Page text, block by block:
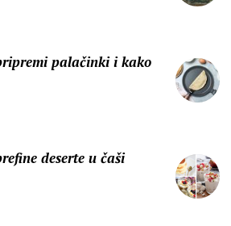
palačinki i kako
deserte u čaši